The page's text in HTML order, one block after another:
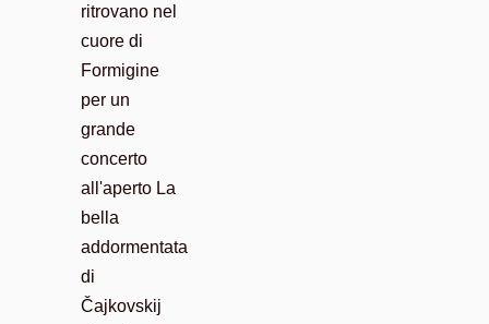
ritrovano nel
cuore di
Formigine
per un
grande
concerto
all'aperto La
bella
addormentata
di
Čajkovskij